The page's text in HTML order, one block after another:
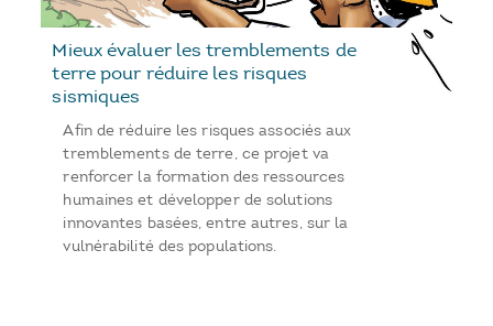
Mieux évaluer les tremblements de
terre pour réduire les risques
sismiques
Afin de réduire les risques associés aux
tremblements de terre, ce projet va
renforcer la formation des ressources
humaines et développer de solutions
innovantes basées, entre autres, sur la
vulnérabilité des populations.